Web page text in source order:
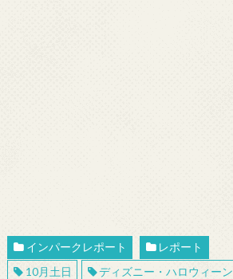
インパークレポート
レポート
10月土日
ディズニー・ハロウィーン